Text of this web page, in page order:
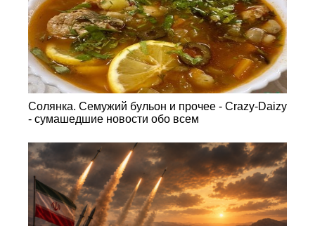
Солянка. Семужий бульон и прочее - Crazy-Daizy
- сумашедшие новости обо всем